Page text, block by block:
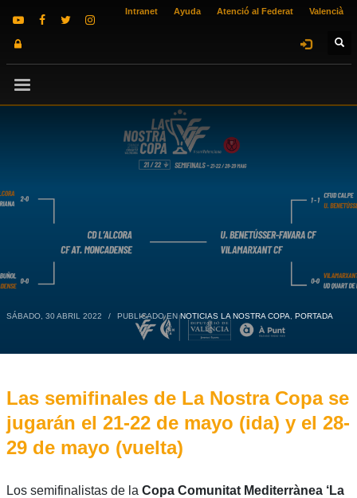
Intranet Ayuda Atenció al Federat Valencià
SÁBADO, 30 ABRIL 2022 / PUBLICADO ENNOTICIAS LA NOSTRA COPA PORTADA
Las semifinales de La Nostra Copa se
jugarán el 21-22 de mayo (ida) y el 28-
29 de mayo (vuelta)
Los semifinalistas de la Copa Comunitat Mediterrànea ‘La